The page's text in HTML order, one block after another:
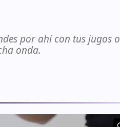
por ahí con tus jugos o
onda.